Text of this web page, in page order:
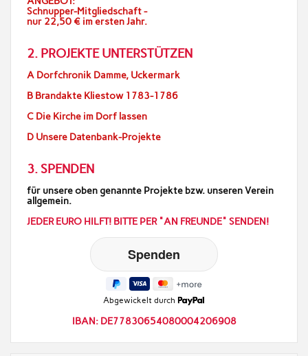
Schnupper-Mitgliedschaft -
nur 22,50 € im ersten Jahr.
2. PROJEKTE UNTERSTÜTZEN
A Dorfchronik Damme, Uckermark
B Brandakte Kliestow 1783-1786
C Die Kirche im Dorf lassen
D Unsere Datenbank-Projekte
3. SPENDEN
für unsere oben genannte Projekte bzw. unseren Verein
allgemein.
JEDER EURO HILFT! BITTE PER "AN FREUNDE" SENDEN!
Abgewickelt durch
IBAN: DE77830654080004206908